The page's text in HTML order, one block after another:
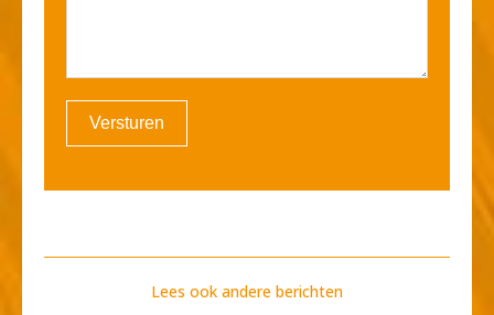
Versturen
Lees ook andere berichten